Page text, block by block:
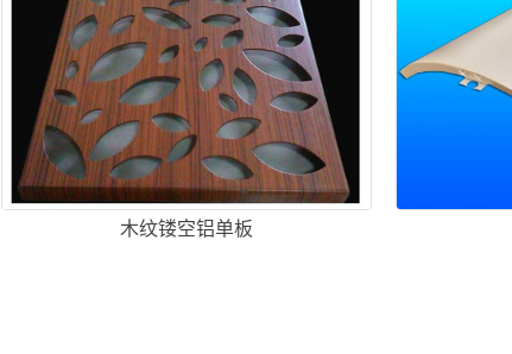
木纹镂空铝单板